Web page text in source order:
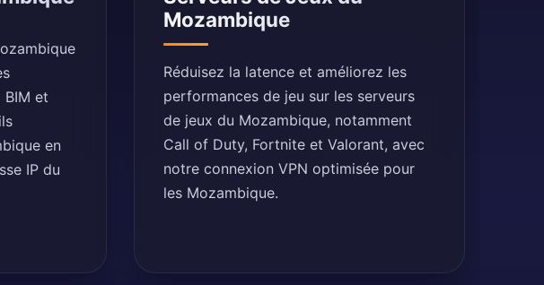
BIM et
en
IP du
Mozambique
Réduisez la latence et améliorez les
performances de jeu sur les serveurs
de jeux du Mozambique, notamment
Call of Duty, Fortnite et Valorant, avec
notre connexion VPN optimisée pour
les Mozambique.